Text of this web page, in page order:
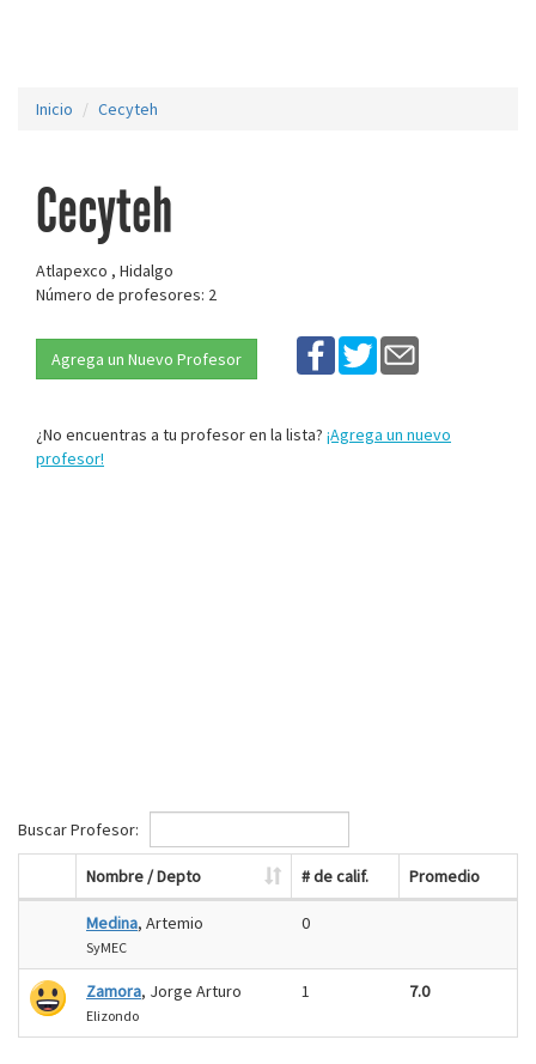
Inicio Cecyteh
Cecyteh
Atlapexco , Hidalgo
Número de profesores: 2
Agrega un Nuevo Profesor
¿No encuentras a tu profesor en la lista? ¡Agrega un nuevo
profesor!
Buscar Profesor:
Nombre / Depto # de calif. Promedio
Medina, Artemio
SyMEC
0
Zamora, Jorge Arturo
Elizondo
1 7.0